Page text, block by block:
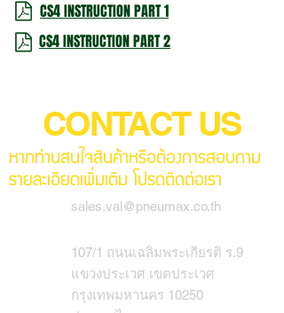
CS4 INSTRUCTION PART 1
CS4 INSTRUCTION PART 2
CONTACT US
หากท่านสนใจสินค้าหรือต้องการสอบถาม
รายละเอียดเพิ่มเติม โปรดติดต่อเรา
sales.val@pneumax.co.th
107/1 ถนนเฉลิมพระเกียรติ ร.9
แขวงประเวศ เขตประเวศ
กรุงเทพมหานคร 10250